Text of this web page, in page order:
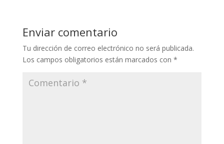
Enviar comentario
Tu dirección de correo electrónico no será publicada.
Los campos obligatorios están marcados con *